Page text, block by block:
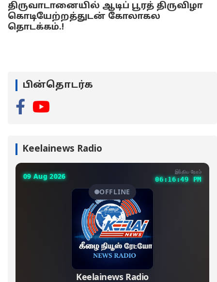
திருவாடானையில் ஆடிப் பூரத் திருவிழா
கொடியேற்றத்துடன் கோலாகல
தொடக்கம்.!
பின்தொடர்க
Keelainews Radio